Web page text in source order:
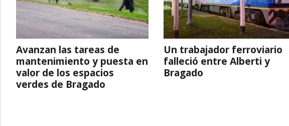
Avanzan las tareas de
mantenimiento y puesta en
valor de los espacios
verdes de Bragado
Un trabajador ferroviario
falleció entre Alberti y
Bragado